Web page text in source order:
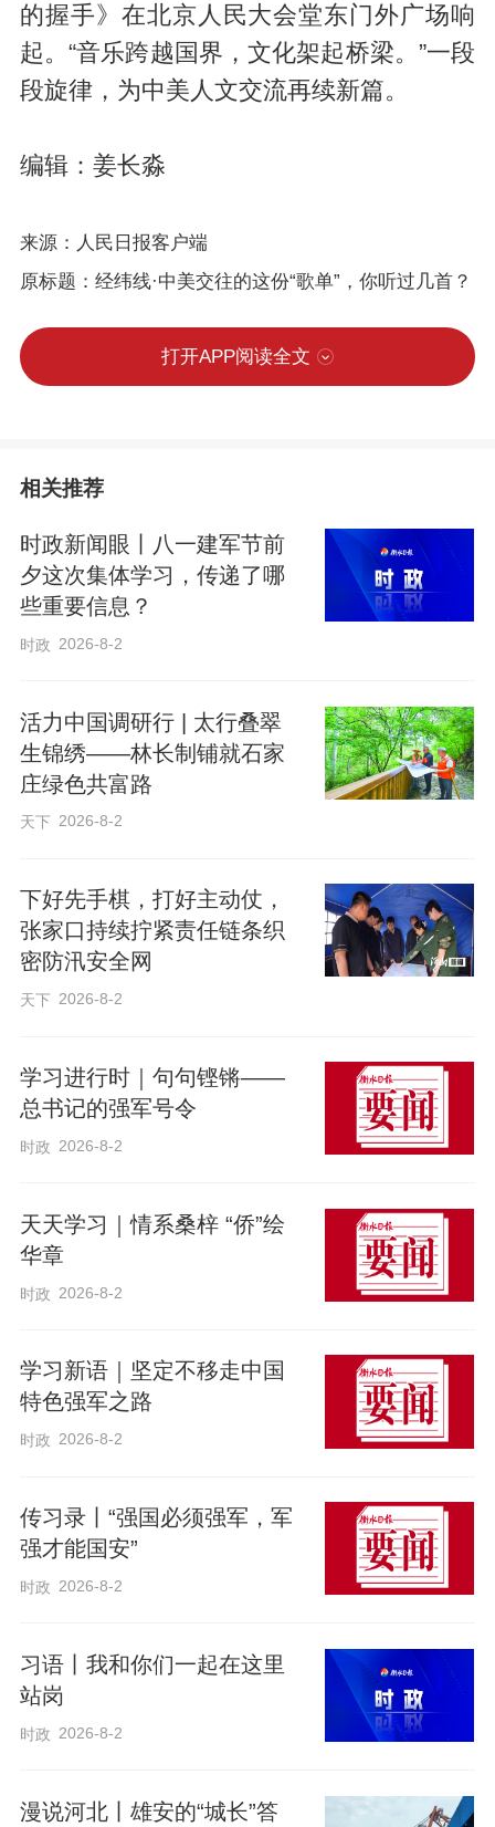
的握手》在北京人民大会堂东门外广场响
起。“音乐跨越国界，文化架起桥梁。”一段
段旋律，为中美人文交流再续新篇。
编辑：姜长淼
来源：人民日报客户端
原标题：经纬线·中美交往的这份“歌单”，你听过几首？
打开APP阅读全文
相关推荐
时政新闻眼丨八一建军节前
夕这次集体学习，传递了哪
些重要信息？
时政 2026-8-2
活力中国调研行 | 太行叠翠
生锦绣——林长制铺就石家
庄绿色共富路
天下 2026-8-2
下好先手棋，打好主动仗，
张家口持续拧紧责任链条织
密防汛安全网
天下 2026-8-2
学习进行时｜句句铿锵——
总书记的强军号令
时政 2026-8-2
天天学习｜情系桑梓 “侨”绘
华章
时政 2026-8-2
学习新语｜坚定不移走中国
特色强军之路
时政 2026-8-2
传习录丨“强国必须强军，军
强才能国安”
时政 2026-8-2
习语丨我和你们一起在这里
站岗
时政 2026-8-2
漫说河北丨雄安的“城长”答